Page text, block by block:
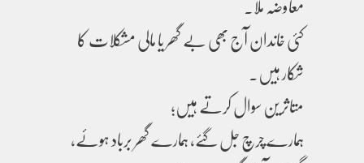
کئی خاندان آج بھی بے گھر یا مالی مشکلات کا
شکار ہیں۔
متاثرین سوال کرتے ہیں؛
ہمارے چرچ جل گئے، ہمارے گھر برباد ہوئے،